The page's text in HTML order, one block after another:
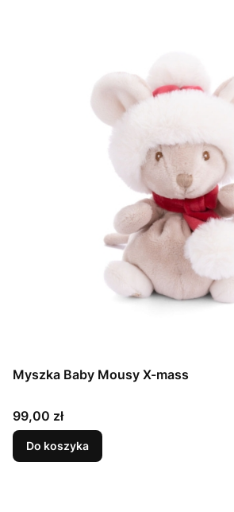
Myszka Baby Mousy X-mass
Cena
99,00 zł
Do koszyka